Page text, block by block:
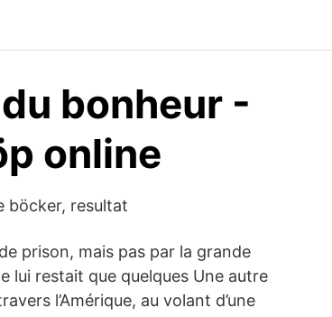
bonheur -
online
böcker, resultat
prison, mais pas par la grande
lui restait que quelques Une autre
l’Amérique, au volant d’une